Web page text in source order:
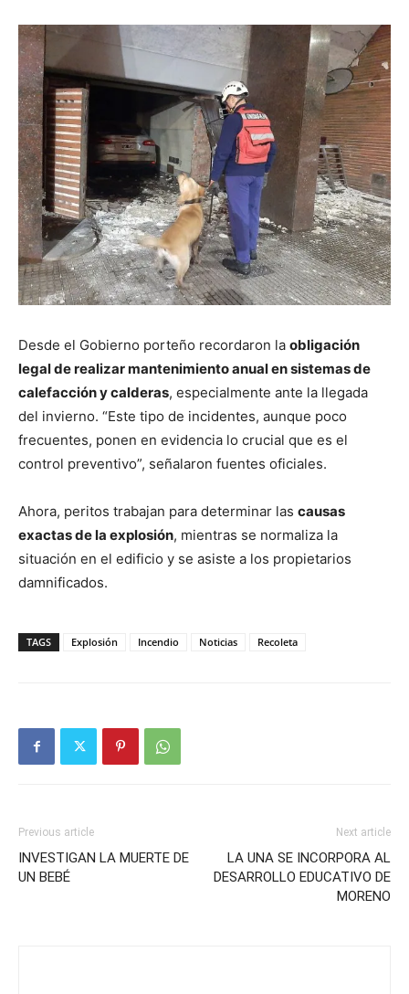
Desde el Gobierno porteño recordaron la obligación
legal de realizar mantenimiento anual en sistemas de
calefacción y calderas, especialmente ante la llegada
del invierno. “Este tipo de incidentes, aunque poco
frecuentes, ponen en evidencia lo crucial que es el
control preventivo”, señalaron fuentes oficiales.
Ahora, peritos trabajan para determinar las causas
exactas de la explosión, mientras se normaliza la
situación en el edificio y se asiste a los propietarios
damnificados.
TAGS Explosión Incendio Noticias Recoleta
Previous article
INVESTIGAN LA MUERTE DE
UN BEBÉ
Next article
LA UNA SE INCORPORA AL
DESARROLLO EDUCATIVO DE
MORENO